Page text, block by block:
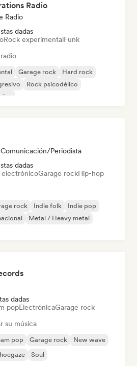
Radio
Radio
dadas
Rock experimentalFunk
Garage rock
Hard rock
Rock psicodélico
Periodista
dadas
electrónicoGarage rockHip-hop
rock Indie folk
Indie pop
Metal / Heavy metal
dadas
popElectrónicaGarage rock
su música
pop Garage rock
New wave
Soul